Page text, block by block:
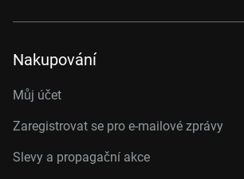
Nakupování
Můj účet
Zaregistrovat se pro e-mailové zprávy
Slevy a propagační akce